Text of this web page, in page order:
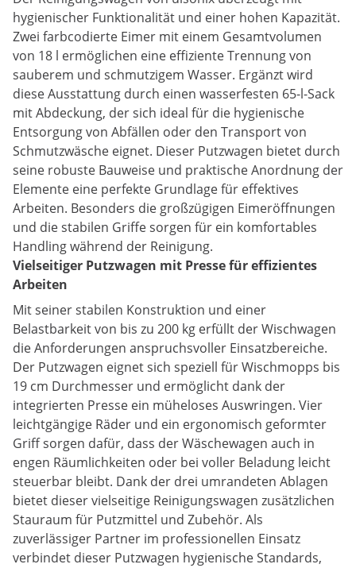
hygienischer Funktionalität und einer hohen Kapazität.
Zwei farbcodierte Eimer mit einem Gesamtvolumen
von 18 l ermöglichen eine effiziente Trennung von
sauberem und schmutzigem Wasser. Ergänzt wird
diese Ausstattung durch einen wasserfesten 65-l-Sack
mit Abdeckung, der sich ideal für die hygienische
Entsorgung von Abfällen oder den Transport von
Schmutzwäsche eignet. Dieser Putzwagen bietet durch
seine robuste Bauweise und praktische Anordnung der
Elemente eine perfekte Grundlage für effektives
Arbeiten. Besonders die großzügigen Eimeröffnungen
und die stabilen Griffe sorgen für ein komfortables
Handling während der Reinigung.
Vielseitiger Putzwagen mit Presse für effizientes
Arbeiten
Mit seiner stabilen Konstruktion und einer
Belastbarkeit von bis zu 200 kg erfüllt der Wischwagen
die Anforderungen anspruchsvoller Einsatzbereiche.
Der Putzwagen eignet sich speziell für Wischmopps bis
19 cm Durchmesser und ermöglicht dank der
integrierten Presse ein müheloses Auswringen. Vier
leichtgängige Räder und ein ergonomisch geformter
Griff sorgen dafür, dass der Wäschewagen auch in
engen Räumlichkeiten oder bei voller Beladung leicht
steuerbar bleibt. Dank der drei umrandeten Ablagen
bietet dieser vielseitige Reinigungswagen zusätzlichen
Stauraum für Putzmittel und Zubehör. Als
zuverlässiger Partner im professionellen Einsatz
verbindet dieser Putzwagen hygienische Standards,